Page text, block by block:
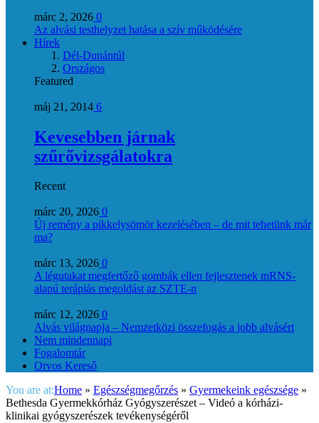
márc 2, 2026 0
Az alvási testhelyzet hatása a szív működésére
Hírek
Dél-Dunántúl
Országos
Featured
máj 21, 2014 6
Kevesebben járnak
szűrővizsgálatokra
Recent
márc 20, 2026 0
Új remény a pikkelysömör kezelésében – de mit tehetünk már
ma?
márc 13, 2026 0
A légutakat megfertőző gombák ellen fejlesztenek mRNS-
alapú terápiás megoldást az SZTE-n
márc 12, 2026 0
Alvás világnapja – Nemzetközi összefogás a jobb alvásért
Nem mindennapi
Fogalomtár
Orvos Kereső
You are at:Home » Egészségmegőrzés » Gyermekeink egészsége »
Bethesda Gyermekkórház Gyógyszerészet – Videó a kórházi-
klinikai gyógyszerészek tevékenységéről